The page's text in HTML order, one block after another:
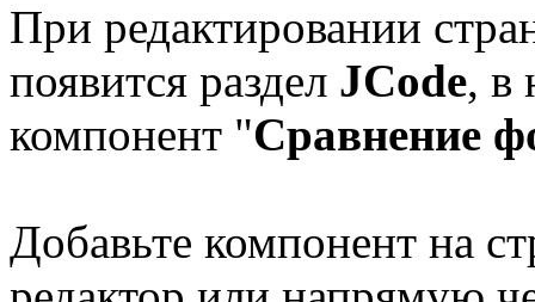
При редактировании
появится раздел JCode, в
компонент "Сравнение
Добавьте компонент на